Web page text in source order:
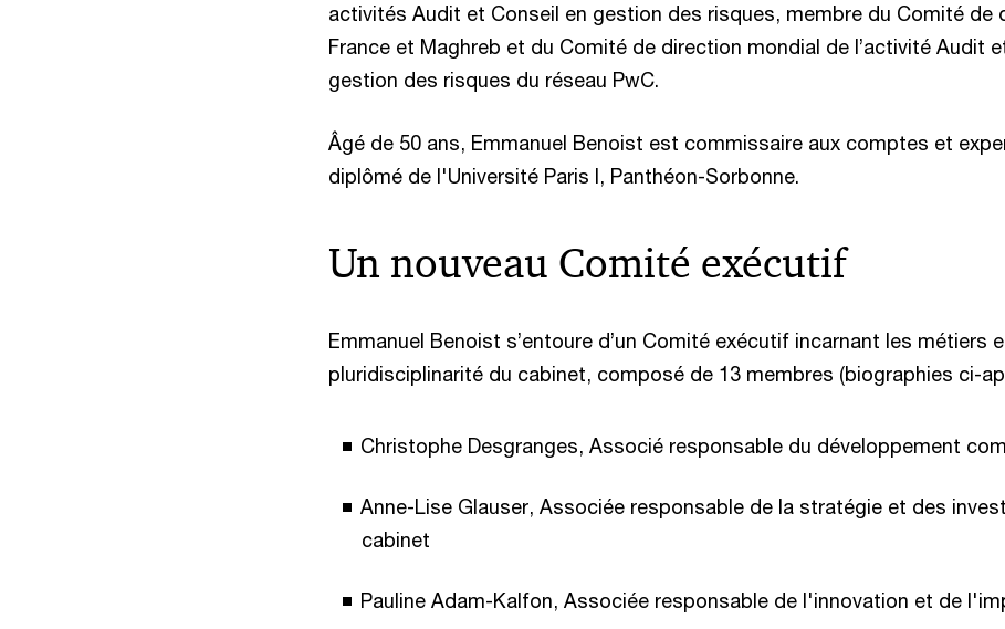
activités Audit et Conseil en gestion des risques, membre du Comité de
France et Maghreb et du Comité de direction mondial de l’activité Audit
gestion des risques du réseau PwC.
Âgé de 50 ans, Emmanuel Benoist est commissaire aux comptes et
diplômé de l'Université Paris I, Panthéon-Sorbonne.
Un nouveau Comité exécutif
Emmanuel Benoist s’entoure d’un Comité exécutif incarnant les métiers
pluridisciplinarité du cabinet, composé de 13 membres (biographies ci-
Christophe Desgranges, Associé responsable du développement
Anne-Lise Glauser, Associée responsable de la stratégie et des
cabinet
Pauline Adam-Kalfon, Associée responsable de l'innovation et de